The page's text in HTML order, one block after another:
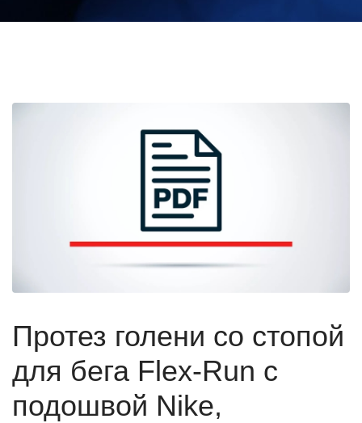
Протез голени со стопой
для бега Flex-Run с
подошвой Nike,